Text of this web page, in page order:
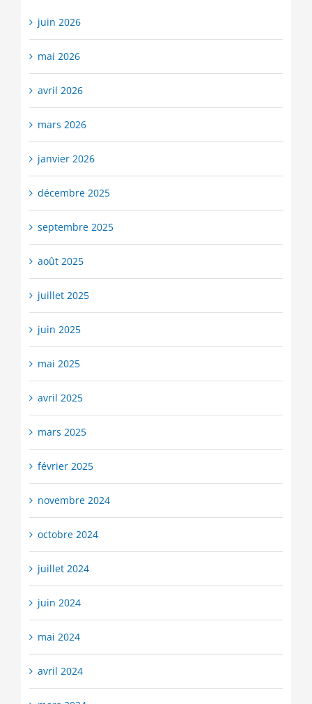
juin 2026
mai 2026
avril 2026
mars 2026
janvier 2026
décembre 2025
septembre 2025
août 2025
juillet 2025
juin 2025
mai 2025
avril 2025
mars 2025
février 2025
novembre 2024
octobre 2024
juillet 2024
juin 2024
mai 2024
avril 2024